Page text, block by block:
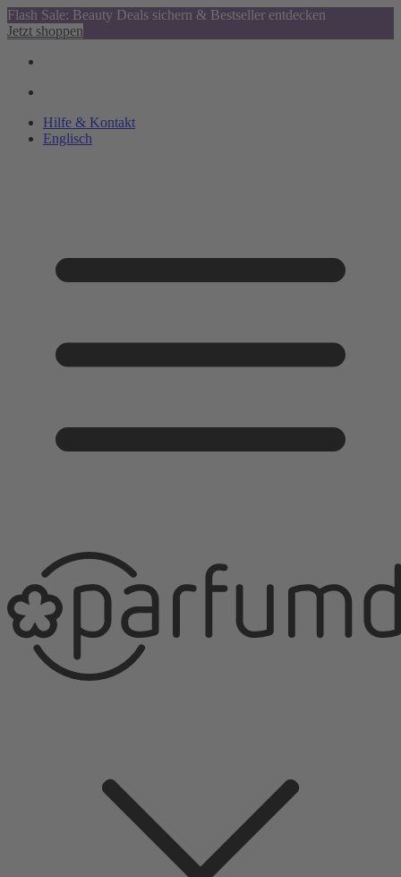
Flash Sale: Beauty Deals sichern & Bestseller entdecken
Jetzt shoppen
Hilfe & Kontakt
Englisch